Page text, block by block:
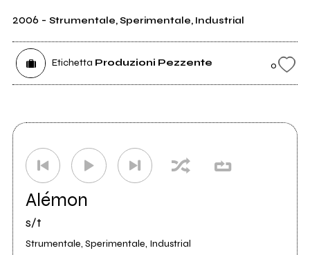
2006 - Strumentale, Sperimentale, Industrial
Etichetta Produzioni Pezzente 0
Alémon
s/t
Strumentale, Sperimentale, Industrial